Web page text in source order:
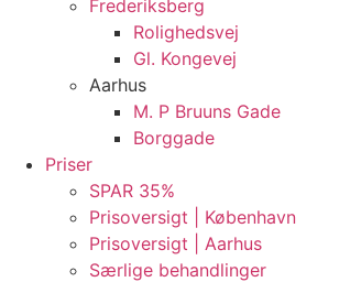
Frederiksberg
Rolighedsvej
Gl. Kongevej
Aarhus
M. P Bruuns Gade
Borggade
Priser
SPAR 35%
Prisoversigt | København
Prisoversigt | Aarhus
Særlige behandlinger